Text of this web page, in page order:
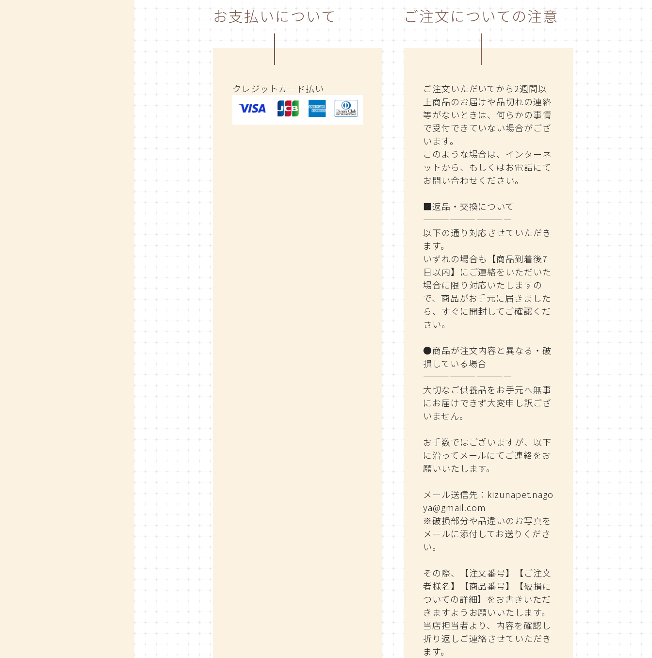
お支払いについて
クレジットカード払い
ご注文についての注意
ご注文いただいてから2週間以
上商品のお届けや品切れの連絡
等がないときは、何らかの事情
で受付できていない場合がござ
います。
このような場合は、インターネ
ットから、もしくはお電話にて
お問い合わせください。
■返品・交換について
——————————
以下の通り対応させていただき
ます。
いずれの場合も【商品到着後7
日以内】にご連絡をいただいた
場合に限り対応いたしますの
で、商品がお手元に届きました
ら、すぐに開封してご確認くだ
さい。
●商品が注文内容と異なる・破
損している場合
——————————
大切なご供養品をお手元へ無事
にお届けできず大変申し訳ござ
いません。
お手数ではございますが、以下
に沿ってメールにてご連絡をお
願いいたします。
メール送信先： kizunapet.nago
ya@gmail.com
※破損部分や品違いのお写真を
メールに添付してお送りくださ
い。
その際、【注文番号】【ご注文
者様名】【商品番号】【破損に
ついての詳細】をお書きいただ
きますようお願いいたします。
当店担当者より、内容を確認し
折り返しご連絡させていただき
ます。